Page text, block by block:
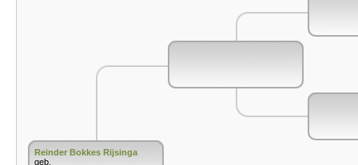
Reinder Bokkes Rijsinga
geb.